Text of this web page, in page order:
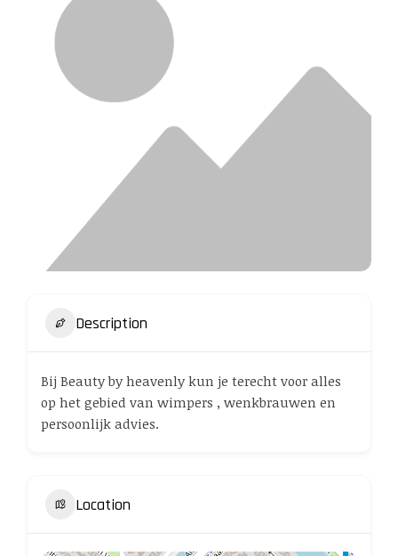
Description
Bij Beauty by heavenly kun je terecht voor alles
op het gebied van wimpers , wenkbrauwen en
persoonlijk advies.
Location